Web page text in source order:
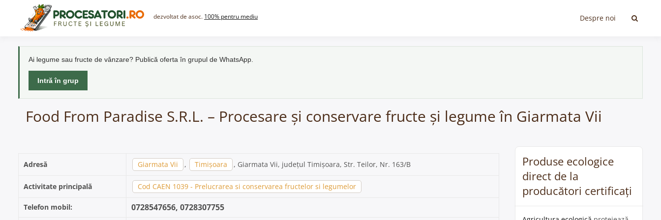
content
dezvoltat de asoc. 100% pentru mediu Despre noi
Ai legume sau fructe de vânzare? Publică oferta în grupul de WhatsApp.
Intră în grup
Food From Paradise S.R.L. – Procesare și conservare fructe și legume în Giarmata Vii
Adresă Giarmata Vii , Timișoara , Giarmata Vii, județul Timișoara, Str. Teilor, Nr. 163/B
Activitate principală Cod CAEN 1039 - Prelucrarea si conservarea fructelor si legumelor
Telefon mobil: 0728547656, 0728307755
Produse ecologice
direct de la
producători certificați